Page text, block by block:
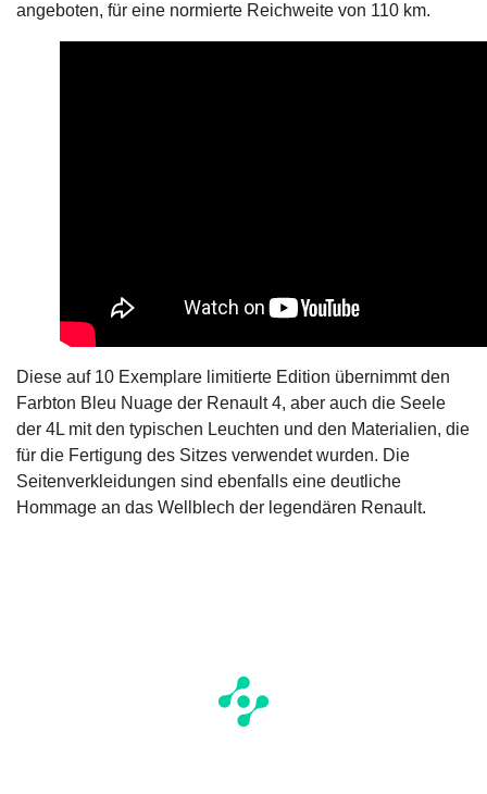
angeboten, für eine normierte Reichweite von 110 km.
Diese auf 10 Exemplare limitierte Edition übernimmt den
Farbton Bleu Nuage der Renault 4, aber auch die Seele
der 4L mit den typischen Leuchten und den Materialien, die
für die Fertigung des Sitzes verwendet wurden. Die
Seitenverkleidungen sind ebenfalls eine deutliche
Hommage an das Wellblech der legendären Renault.